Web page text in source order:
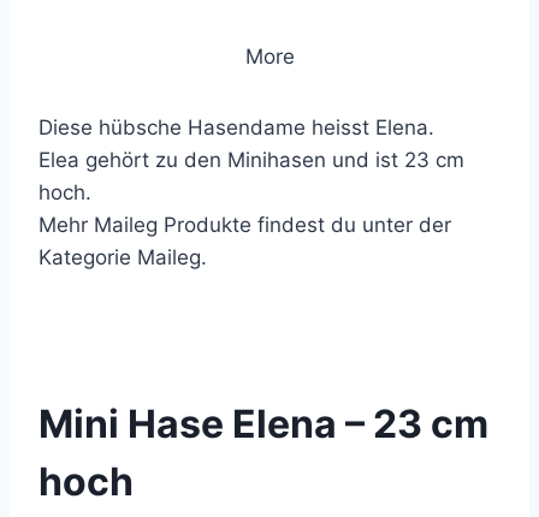
More
Diese hübsche Hasendame heisst Elena.
Elea gehört zu den Minihasen und ist 23 cm
hoch.
Mehr Maileg Produkte findest du unter der
Kategorie Maileg.
Mini Hase Elena – 23 cm
hoch